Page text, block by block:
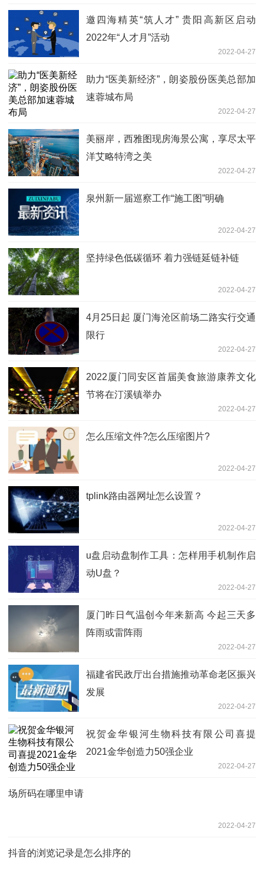
邀四海精英“筑人才” 贵阳高新区启动
2022年“人才月”活动
2022-04-27
助力“医美新经济”，朗姿股份医美总部加
速蓉城布局
2022-04-27
美丽岸，西雅图现房海景公寓，享尽太平
洋艾略特湾之美
2022-04-27
泉州新一届巡察工作“施工图”明确
2022-04-27
坚持绿色低碳循环 着力强链延链补链
2022-04-27
4月25日起 厦门海沧区前场二路实行交通
限行
2022-04-27
2022厦门同安区首届美食旅游康养文化
节将在汀溪镇举办
2022-04-27
怎么压缩文件?怎么压缩图片?
2022-04-27
tplink路由器网址怎么设置？
2022-04-27
u盘启动盘制作工具：怎样用手机制作启
动U盘？
2022-04-27
厦门昨日气温创今年来新高 今起三天多
阵雨或雷阵雨
2022-04-27
福建省民政厅出台措施推动革命老区振兴
发展
2022-04-27
祝贺金华银河生物科技有限公司喜提
2021金华创造力50强企业
2022-04-27
场所码在哪里申请
2022-04-27
抖音的浏览记录是怎么排序的